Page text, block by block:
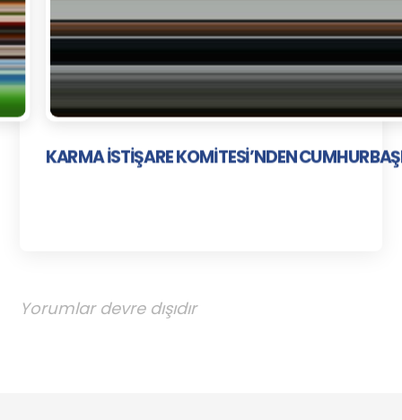
KARMA İSTİŞARE KOMİTESİ’NDEN
Yorumlar devre dışıdır